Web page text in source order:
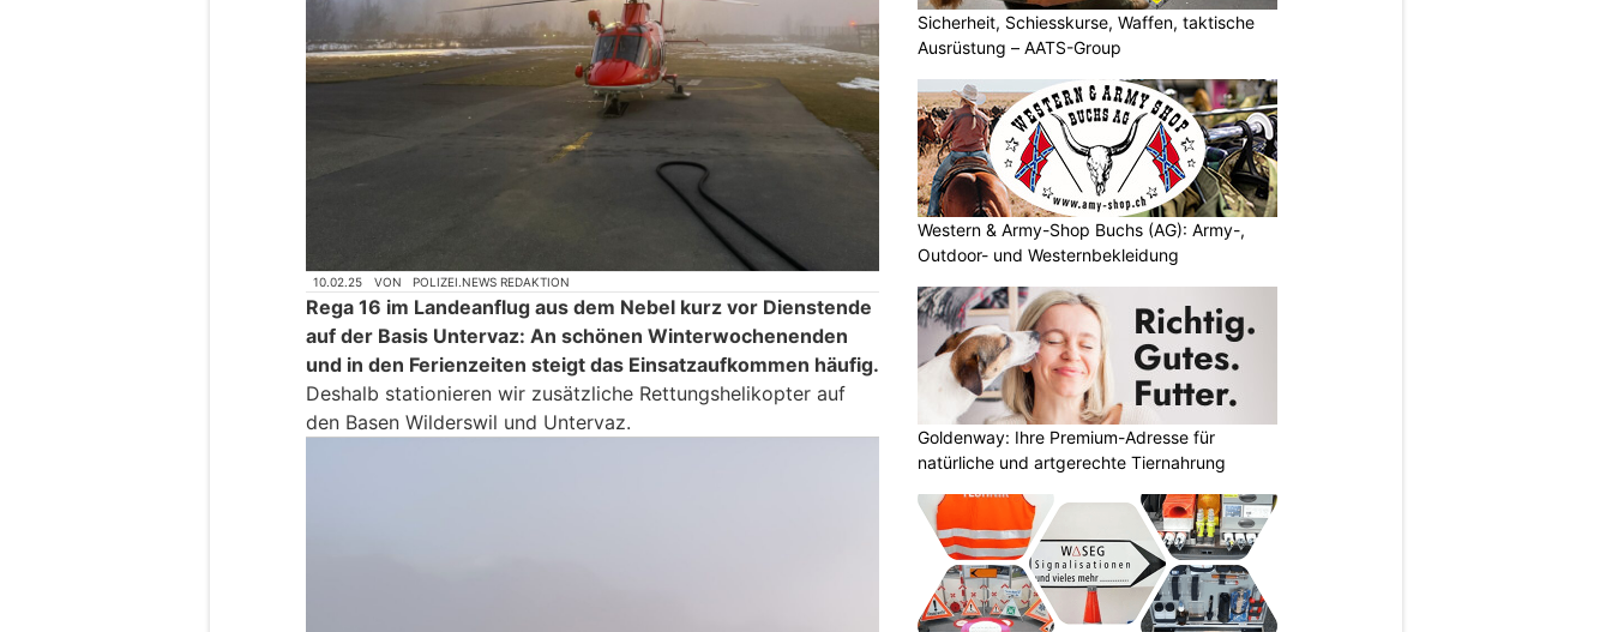
10.02.25 VON POLIZEI.NEWS REDAKTION
Rega 16 im Landeanflug aus dem Nebel kurz vor Dienstende
auf der Basis Untervaz: An schönen Winterwochenenden
und in den Ferienzeiten steigt das Einsatzaufkommen häufig.
Deshalb stationieren wir zusätzliche Rettungshelikopter auf
den Basen Wilderswil und Untervaz.
Sicherheit, Schiesskurse, Waffen, taktische
Ausrüstung – AATS-Group
Western & Army-Shop Buchs (AG): Army-,
Outdoor- und Westernbekleidung
Goldenway: Ihre Premium-Adresse für
natürliche und artgerechte Tiernahrung